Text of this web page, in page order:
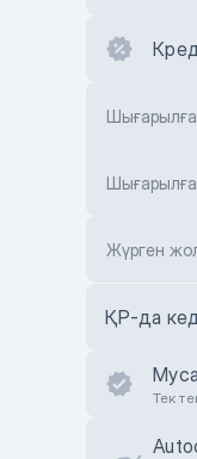
Жүрген
ҚР-да
Тек